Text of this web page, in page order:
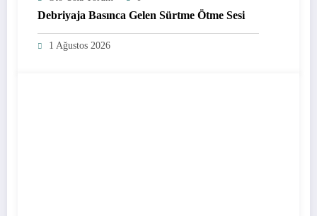
Debriyaja Basınca Gelen Sürtme Ötme Sesi
1 Ağustos 2026